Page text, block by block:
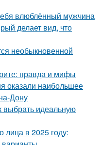
влюблённый мужчина
делает вид, что
необыкновенной
правда и мифы
оказали наибольшее
Дону
выбрать идеальную
лица в 2025 году: